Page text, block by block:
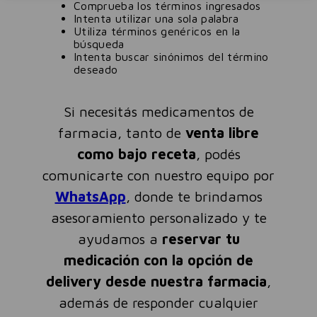
Comprueba los términos ingresados
Intenta utilizar una sola palabra
Utiliza términos genéricos en la
búsqueda
Intenta buscar sinónimos del término
deseado
Si necesitás medicamentos de
farmacia, tanto de venta libre
como bajo receta, podés
comunicarte con nuestro equipo por
WhatsApp, donde te brindamos
asesoramiento personalizado y te
ayudamos a reservar tu
medicación con la opción de
delivery desde nuestra farmacia,
además de responder cualquier